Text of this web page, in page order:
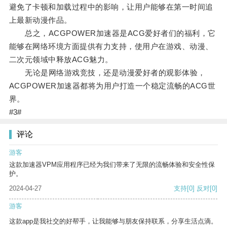
避免了卡顿和加载过程中的影响，让用户能够在第一时间追
上最新动漫作品。
总之，ACGPOWER加速器是ACG爱好者们的福利，它
能够在网络环境方面提供有力支持，使用户在游戏、动漫、
二次元领域中释放ACG魅力。
无论是网络游戏竞技，还是动漫爱好者的观影体验，
ACGPOWER加速器都将为用户打造一个稳定流畅的ACG世
界。
#3#
评论
游客
这款加速器VPM应用程序已经为我们带来了无限的流畅体验和安全性保
护。
2024-04-27
支持[0] 反对[0]
游客
这款app是我社交的好帮手，让我能够与朋友保持联系，分享生活点滴。